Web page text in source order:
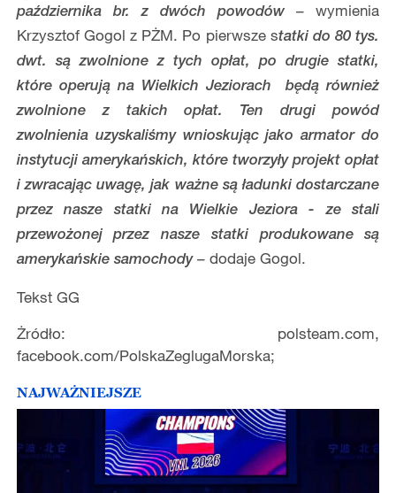
października br. z dwóch powodów
– wymienia
Krzysztof Gogol z PŻM. Po pierwsze statki do 80 tys.
dwt. są zwolnione z tych opłat, po drugie statki,
które operują na Wielkich Jeziorach będą również
zwolnione z takich opłat. Ten drugi powód
zwolnienia uzyskaliśmy wnioskując jako armator do
instytucji amerykańskich, które tworzyły projekt opłat
i zwracając uwagę, jak ważne są ładunki dostarczane
przez nasze statki na Wielkie Jeziora - ze stali
przewożonej przez nasze statki produkowane są
amerykańskie samochody– dodaje Gogol.
Tekst GG
Żródło: polsteam.com,
facebook.com/PolskaZeglugaMorska;
NAJWAŻNIEJSZE